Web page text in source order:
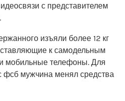
с представителем
изъяли более 12 кг
к самодельным
мобильные телефоны. Для
фсб мужчина менял средства